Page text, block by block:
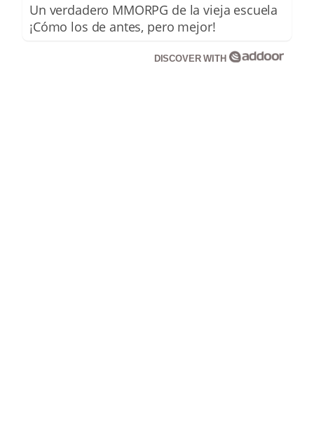
Un verdadero MMORPG de la vieja escuela
¡Cómo los de antes, pero mejor!
DISCOVER WITH